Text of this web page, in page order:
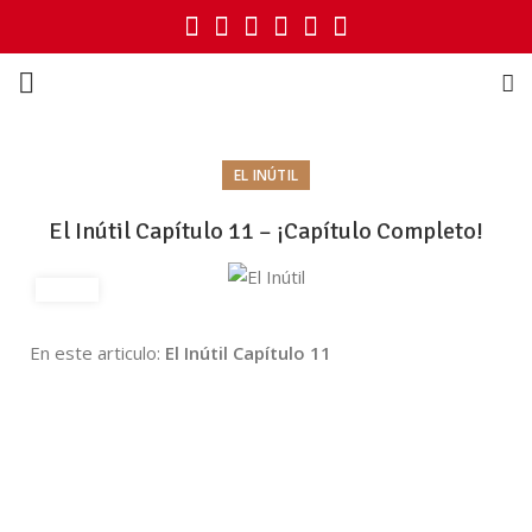
EL INÚTIL
El Inútil Capítulo 11 – ¡Capítulo Completo!
En este articulo: El Inútil Capítulo 11